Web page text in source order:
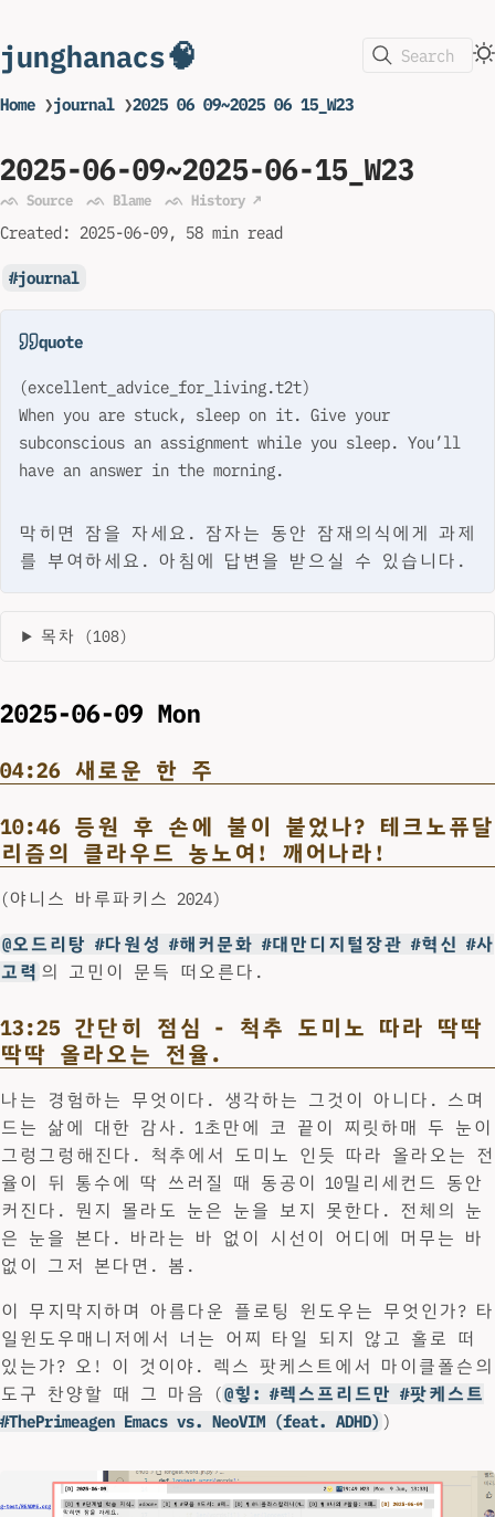
junghanacs🧠 Search
Home ❯journal ❯2025 06 09~2025 06 15_W23
2025-06-09~2025-06-15_W23
ᨒ Source ᨒ Blame ᨒ History ↗
Created: 2025-06-09 58 min read
journal
quote
(excellent_advice_for_living.t2t)
When you are stuck, sleep on it. Give your
subconscious an assignment while you sleep. You’ll
have an answer in the morning.
막히면 잠을 자세요. 잠자는 동안 잠재의식에게 과제
를 부여하세요. 아침에 답변을 받으실 수 있습니다.
목차 (108)
2025-06-09 Mon
04:26 새로운 한 주
10:46 등원 후 손에 불이 붙었나? 테크노퓨달
리즘의 클라우드 농노여! 깨어나라!
(야니스 바루파키스 2024)
@오드리탕 #다원성 #해커문화 #대만디지털장관 #혁신 #사
고력 의 고민이 문득 떠오른다.
13:25 간단히 점심 - 척추 도미노 따라 딱딱
딱딱 올라오는 전율.
나는 경험하는 무엇이다. 생각하는 그것이 아니다. 스며
드는 삶에 대한 감사. 1초만에 코 끝이 찌릿하매 두 눈이
그렁그렁해진다. 척추에서 도미노 인듯 따라 올라오는 전
율이 뒤 통수에 딱 쓰러질 때 동공이 10밀리세컨드 동안
커진다. 뭔지 몰라도 눈은 눈을 보지 못한다. 전체의 눈
은 눈을 본다. 바라는 바 없이 시선이 어디에 머무는 바
없이 그저 본다면. 봄.
이 무지막지하며 아름다운 플로팅 윈도우는 무엇인가? 타
일윈도우매니저에서 너는 어찌 타일 되지 않고 홀로 떠
있는가? 오! 이 것이야. 렉스 팟케스트에서 마이클폴슨의
도구 찬양할 때 그 마음 (@힣: #렉스프리드만 #팟케스트
#ThePrimeagen Emacs vs. NeoVIM (feat. ADHD) )